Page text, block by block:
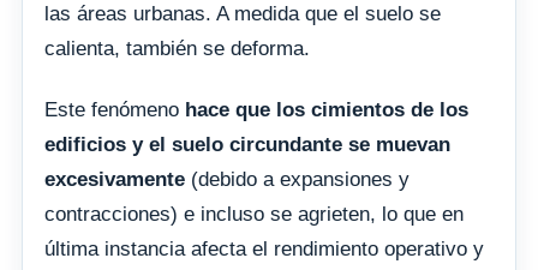
las áreas urbanas. A medida que el suelo se
calienta, también se deforma.
Este fenómeno hace que los cimientos de los
edificios y el suelo circundante se muevan
excesivamente (debido a expansiones y
contracciones) e incluso se agrieten, lo que en
última instancia afecta el rendimiento operativo y